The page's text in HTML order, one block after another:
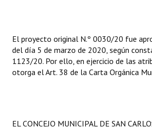
El proyecto original N.º 0030/20 fue
del día 5 de marzo de 2020, según
1123/20. Por ello, en ejercicio de las
otorga el Art. 38 de la Carta Orgánica
EL CONCEJO MUNICIPAL DE SAN